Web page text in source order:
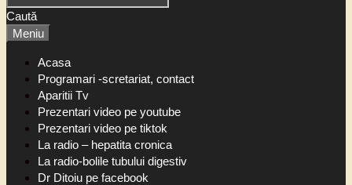
Caută
Meniu
Acasa
Programari -scretariat, contact
Aparitii Tv
Prezentari video pe youtube
Prezentari video pe tiktok
La radio – hepatita cronica
La radio-bolile tubului digestiv
Dr Ditoiu pe facebook